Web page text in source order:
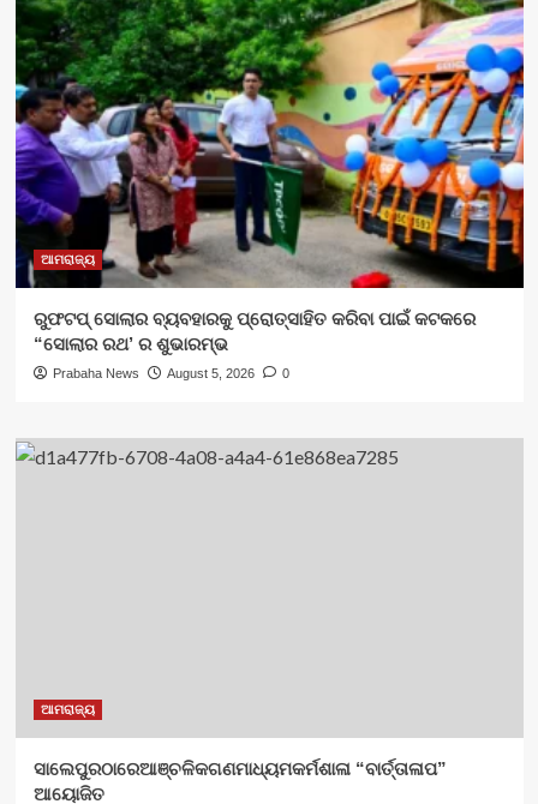
ଆମରାଜ୍ୟ
ରୁଫଟପ୍ ସୋଲାର ବ୍ୟବହାରକୁ ପ୍ରୋତ୍ସାହିତ କରିବା ପାଇଁ କଟକରେ
“ସୋଲାର ରଥ’ ର ଶୁଭାରମ୍ଭ
Prabaha News August 5, 2026 0
ଆମରାଜ୍ୟ
ସାଲେପୁରଠାରେଆଞ୍ଚଳିକଗଣମାଧ୍ୟମକର୍ମଶାଳା “ବାର୍ତ୍ତାଳାପ”
ଆୟୋଜିତ